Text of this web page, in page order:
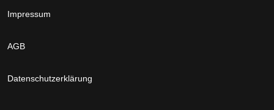
Impressum
AGB
Datenschutzerklärung